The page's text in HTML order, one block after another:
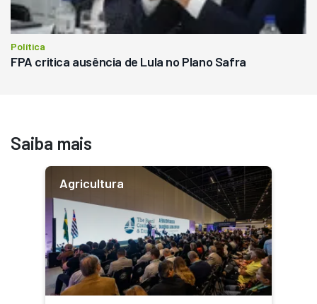
Política
FPA critica ausência de Lula no Plano Safra
Saiba mais
Agricultura